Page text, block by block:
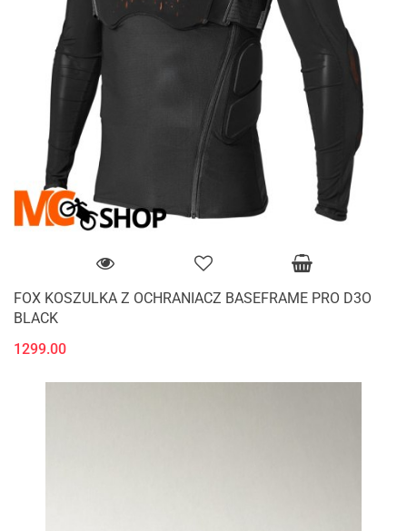
FOX KOSZULKA Z OCHRANIACZ BASEFRAME PRO D3O
BLACK
1299.00